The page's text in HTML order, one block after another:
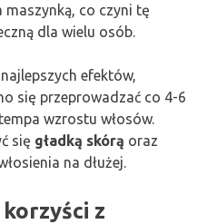
co czyni tę
dla wielu osób.
efektów,
się przeprowadzać co 4-6
wzrostu włosów.
się gładką skórą oraz
na dłużej.
z